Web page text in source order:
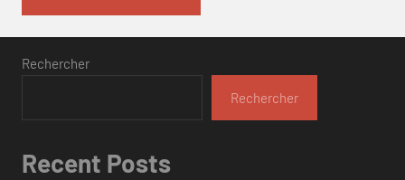
Rechercher
Rechercher
Recent Posts